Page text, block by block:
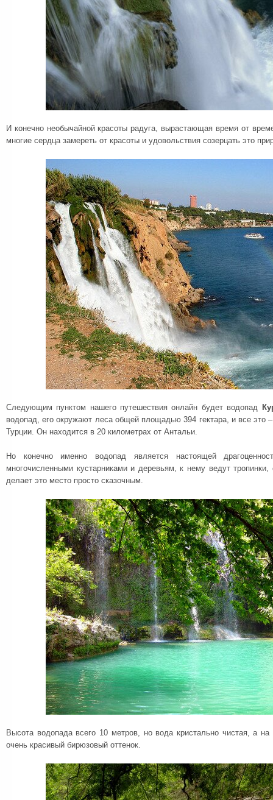
И конечно необычайной красоты радуга, вырастающая время от
многие сердца замереть от красоты и удовольствия созерцать это
Следующим пунктом нашего путешествия онлайн будет водопад
водопад, его окружают леса общей площадью 394 гектара, и все это
Турции. Он находится в 20 километрах от Антальи.
Но конечно именно водопад является настоящей
многочисленными кустарниками и деревьям, к нему ведут
делает это место просто сказочным.
Высота водопада всего 10 метров, но вода кристально чистая, а на
очень красивый бирюзовый оттенок.